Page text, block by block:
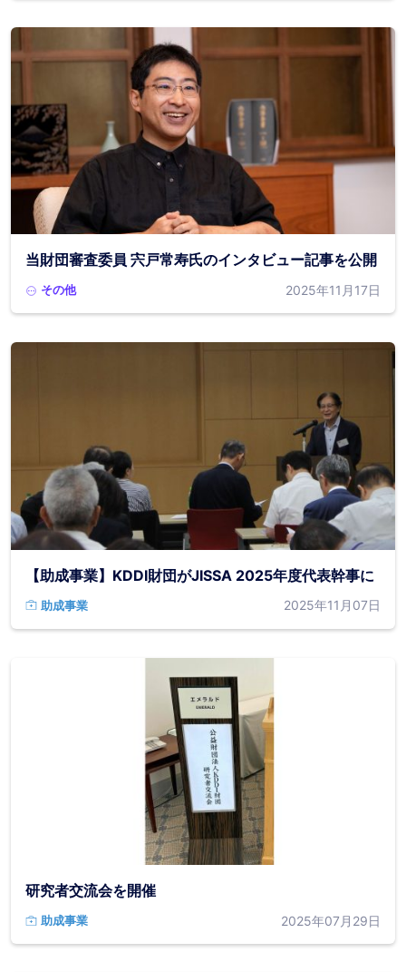
当財団審査委員 宍戸常寿氏のインタビュー記事を公開
その他 2025年11月17日
【助成事業】KDDI財団がJISSA 2025年度代表幹事に
助成事業 2025年11月07日
研究者交流会を開催
助成事業 2025年07月29日